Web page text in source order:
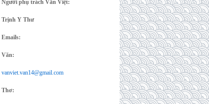
Người phụ trách Văn Việt:
Trịnh Y Thư
Emails:
Văn:
vanviet.van14@gmail.com
Thơ: